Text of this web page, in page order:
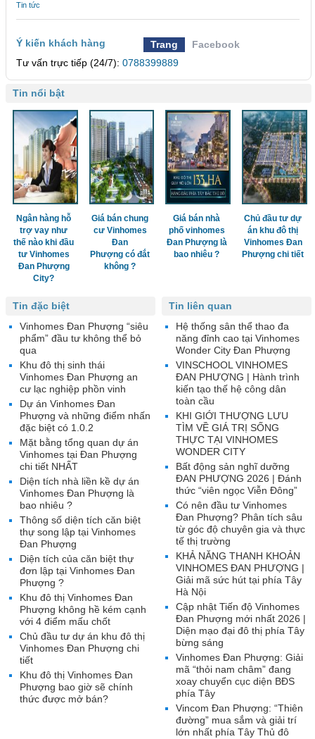
Tin tức
Ý kiến khách hàng Trang
Facebook
Tư vấn trực tiếp (24/7): 0788399889
Tin nổi bật
Ngân hàng hỗ
trợ vay như
thế nào khi đầu
tư Vinhomes
Đan Phượng
City?
Giá bán chung
cư Vinhomes
Đan
Phượng có đắt
không ?
Giá bán nhà
phố vinhomes
Đan Phượng là
bao nhiêu ?
Chủ đầu tư dự
án khu đô thị
Vinhomes Đan
Phượng chi tiết
Tin liên quan
Hệ thống sân thể thao đa
năng đỉnh cao tại Vinhomes
Wonder City Đan Phượng
VINSCHOOL VINHOMES
ĐAN PHƯỢNG | Hành trình
kiến tạo thế hệ công dân
toàn cầu
KHI GIỚI THƯỢNG LƯU
TÌM VỀ GIÁ TRỊ SỐNG
THỰC TẠI VINHOMES
WONDER CITY
Bất động sản nghĩ dưỡng
ĐAN PHƯỢNG 2026 | Đánh
thức “viên ngọc Viễn Đông”
Có nên đầu tư Vinhomes
Đan Phượng? Phân tích sâu
từ góc độ chuyên gia và thực
tế thị trường
KHẢ NĂNG THANH KHOẢN
VINHOMES ĐAN PHƯỢNG |
Giải mã sức hút tại phía Tây
Hà Nội
Cập nhật Tiến độ Vinhomes
Đan Phượng mới nhất 2026 |
Diện mạo đại đô thị phía Tây
bừng sáng
Vinhomes Đan Phượng: Giải
mã “thỏi nam châm” đang
xoay chuyển cục diện BĐS
phía Tây
Vincom Đan Phượng: “Thiên
đường” mua sắm và giải trí
lớn nhất phía Tây Thủ đô
Tin đặc biệt
Vinhomes Đan Phượng “siêu
phẩm” đầu tư không thể bỏ
qua
Khu đô thị sinh thái
Vinhomes Đan Phượng an
cư lạc nghiệp phồn vinh
Dự án Vinhomes Đan
Phượng và những điểm nhấn
đặc biệt có 1.0.2
Mặt bằng tổng quan dự án
Vinhomes tại Đan Phượng
chi tiết NHẤT
Diện tích nhà liền kề dự án
Vinhomes Đan Phượng là
bao nhiêu ?
Thông số diện tích căn biệt
thự song lập tại Vinhomes
Đan Phượng
Diện tích của căn biệt thự
đơn lập tại Vinhomes Đan
Phượng ?
Khu đô thị Vinhomes Đan
Phượng không hề kém cạnh
với 4 điểm mấu chốt
Chủ đầu tư dự án khu đô thị
Vinhomes Đan Phượng chi
tiết
Khu đô thị Vinhomes Đan
Phượng bao giờ sẽ chính
thức được mở bán?